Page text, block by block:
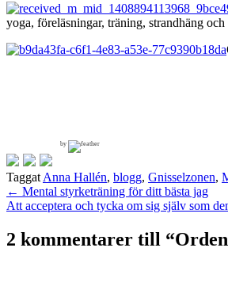
yoga, föreläsningar, träning, strandhäng och
by
Taggat Anna Hallén, blogg, Gnisselzonen,
Inläggsnavigering
← Mental styrketräning för ditt bästa jag
Att acceptera och tycka om sig själv som
2 kommentarer till “